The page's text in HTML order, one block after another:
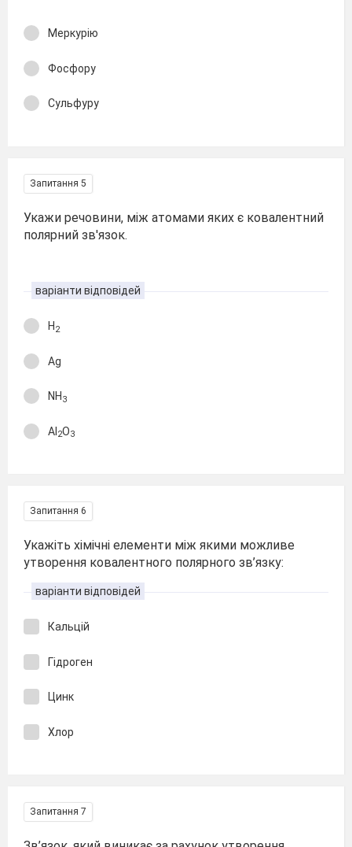
Меркурію
Фосфору
Сульфуру
Запитання 5
Укажи речовини, між атомами яких є ковалентний
полярний зв'язок.
варіанти відповідей
H 2
Ag
NH 3
Al2O3
Запитання 6
Укажіть хімічні елементи між якими можливе
утворення ковалентного полярного зв’язку:
варіанти відповідей
Кальцій
Гідроген
Цинк
Хлор
Запитання 7